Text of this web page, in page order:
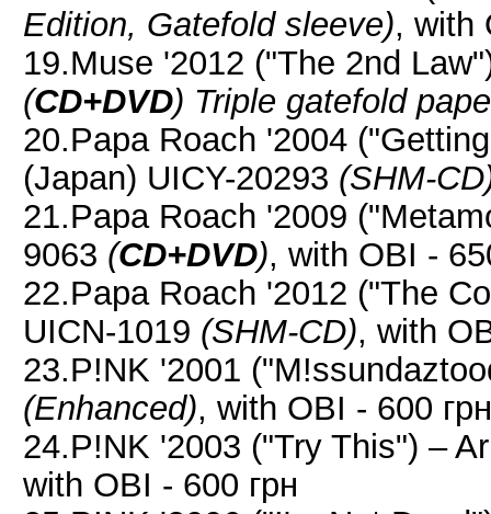
Edition, Gatefold sleeve), with
19.Muse '2012 ("The 2nd
(CD+DVD) Triple gatefold
20.Papa Roach '2004
(Japan) UICY-20293 (SHM-
21.Papa Roach '2009
9063 (CD+DVD), with OBI -
22.Papa Roach '2012 ("The
UICN-1019 (SHM-CD), with
23.P!NK '2001
(Enhanced), with OBI - 600 грн
24.P!NK '2003 ("Try This") –
with OBI - 600 грн